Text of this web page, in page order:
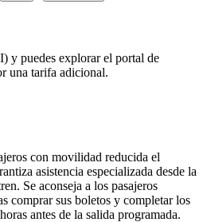
y puedes explorar el portal de
una tarifa adicional.
con movilidad reducida el
asistencia especializada desde la
Se aconseja a los pasajeros
comprar sus boletos y completar los
antes de la salida programada.